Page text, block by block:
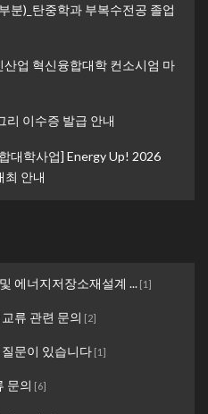
분)_탄중학과 부복수전공 졸업
업 혁신융합대학 컨소시엄 마
리 이수증 발급 안내
대학사업] Energy Up! 2026
최 안내
에너지저장소재설계 ... [1]
류 관련 문의 [2]
문이 있습니다 [1]
문의 [6]